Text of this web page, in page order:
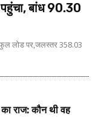
बांध 90.30
फुल लोड पर,जलस्तर 358.03
राज: कौन थी वह